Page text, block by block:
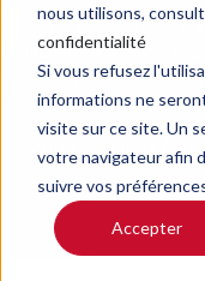
nous utilisons,
confidentialité
Si vous refusez
informations ne
visite sur ce site. Un
votre navigateur afin
suivre vos
Accepter
En perte de vitesse il
biblique française,
de projets en mode
cette mutation,
Article écrit le 16/11/